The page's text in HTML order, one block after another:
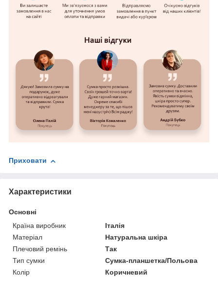
Приховати
Характеристики
Основні
Країна виробник
Італія
Матеріал
Натуральна шкіра
Плечовий ремінь
Так
Тип сумки
Сумка-планшетка/Польова
Колір
Коричневий